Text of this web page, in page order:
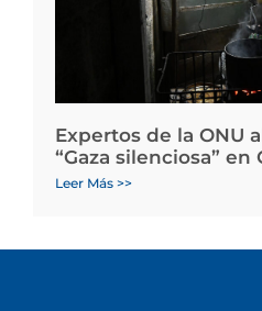
Expertos de la ONU
“Gaza silenciosa” en
Leer Más >>